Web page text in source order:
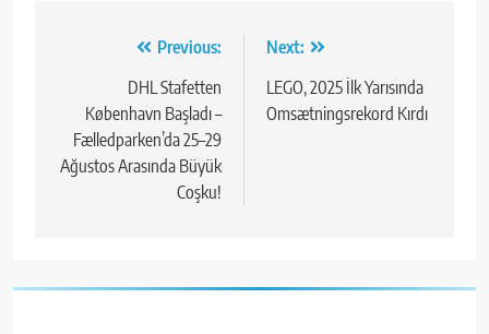
gezinmesi
Previous:
DHL Stafetten
København Başladı –
Fælledparken’da 25–29
Ağustos Arasında Büyük
Coşku!
Next:
LEGO, 2025 İlk Yarısında
Omsætningsrekord Kırdı